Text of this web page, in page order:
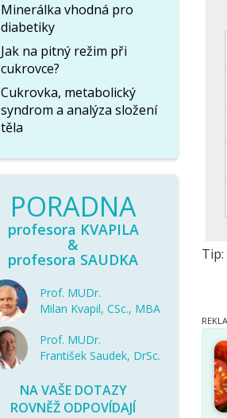
Tip:
Minerálka vhodná pro
diabetiky
Jak na pitný režim při
cukrovce?
Cukrovka, metabolický
syndrom a analýza složení
těla
PORADNA
profesora KVAPILA
&
profesora SAUDKA
Prof. MUDr.
Milan Kvapil, CSc., MBA
Prof. MUDr.
František Saudek, DrSc.
NA VAŠE DOTAZY
ROVNĚŽ ODPOVÍDAJÍ